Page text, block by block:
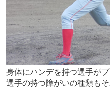
身体にハンデを持つ選手が
選手の持つ障がいの種類もそ